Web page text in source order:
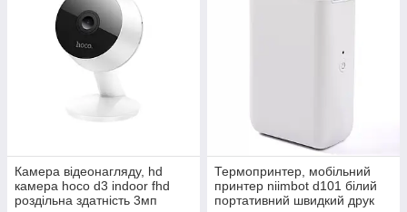
Камера відеонагляду, hd
камера hoco d3 indoor fhd
роздільна здатність 3мп
Термопринтер, мобільний
принтер niimbot d101 білий
портативний швидкий друк